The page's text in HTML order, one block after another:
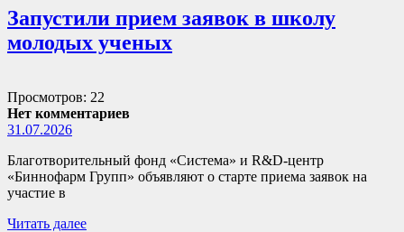
Запустили прием заявок в школу
молодых ученых
Просмотров: 22
Нет комментариев
31.07.2026
Благотворительный фонд «Система» и R&D-центр
«Биннофарм Групп» объявляют о старте приема заявок на
участие в
Читать далее